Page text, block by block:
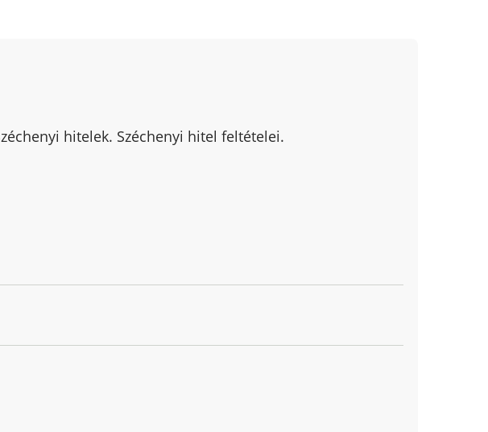
hitelek. Széchenyi hitel feltételei.